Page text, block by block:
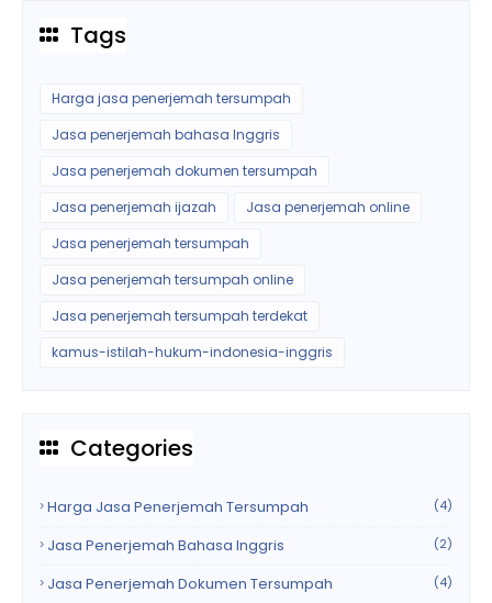
Tags
Harga jasa penerjemah tersumpah
Jasa penerjemah bahasa Inggris
Jasa penerjemah dokumen tersumpah
Jasa penerjemah ijazah
Jasa penerjemah online
Jasa penerjemah tersumpah
Jasa penerjemah tersumpah online
Jasa penerjemah tersumpah terdekat
kamus-istilah-hukum-indonesia-inggris
Categories
Harga Jasa Penerjemah Tersumpah (4)
Jasa Penerjemah Bahasa Inggris (2)
Jasa Penerjemah Dokumen Tersumpah (4)